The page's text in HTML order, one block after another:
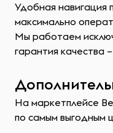
Удобная навигация
максимально
Мы работаем
гарантия качества
На маркетплейсе
по самым выгодным